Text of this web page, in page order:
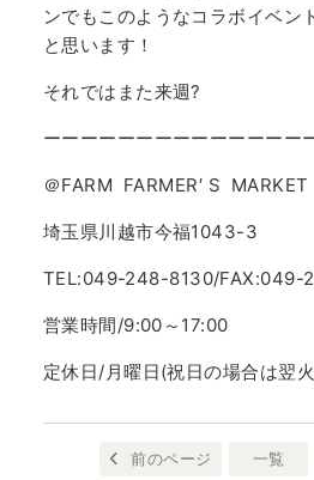
ンでもこのようなコラボイベン
と思います！
それではまた来週?
ーーーーーーーーーーーーーー
＠FARM FARMER′ S MARKET
埼玉県川越市今福1043-3
TEL:049-248-8130/FAX:049-
営業時間/9:00～17:00
定休日/月曜日(祝日の場合は翌火
前のページ 一覧